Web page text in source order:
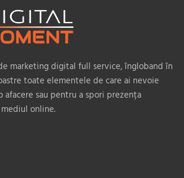
marketing digital full service, îngloband în
toate elementele de care ai nevoie
sau pentru a spori prezența
online.